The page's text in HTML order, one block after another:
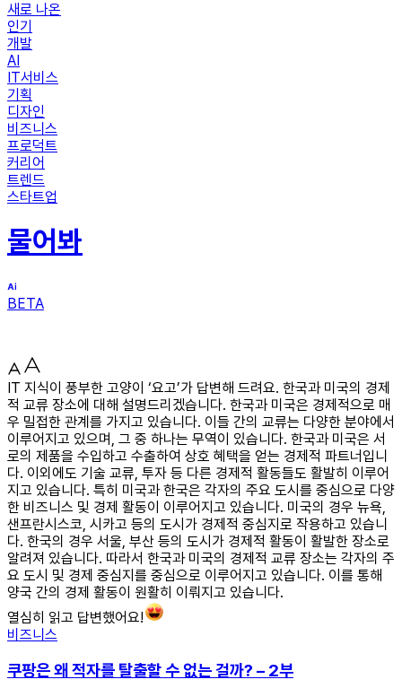
새로 나온
인기
개발
AI
IT서비스
기획
디자인
비즈니스
프로덕트
커리어
트렌드
스타트업
물어봐
BETA
IT 지식이 풍부한 고양이 ‘요고’가 답변해 드려요. 한국과 미국의 경제
적 교류 장소에 대해 설명드리겠습니다. 한국과 미국은 경제적으로 매
우 밀접한 관계를 가지고 있습니다. 이들 간의 교류는 다양한 분야에서
이루어지고 있으며, 그 중 하나는 무역이 있습니다. 한국과 미국은 서
로의 제품을 수입하고 수출하여 상호 혜택을 얻는 경제적 파트너입니
다. 이외에도 기술 교류, 투자 등 다른 경제적 활동들도 활발히 이루어
지고 있습니다. 특히 미국과 한국은 각자의 주요 도시를 중심으로 다양
한 비즈니스 및 경제 활동이 이루어지고 있습니다. 미국의 경우 뉴욕,
샌프란시스코, 시카고 등의 도시가 경제적 중심지로 작용하고 있습니
다. 한국의 경우 서울, 부산 등의 도시가 경제적 활동이 활발한 장소로
알려져 있습니다. 따라서 한국과 미국의 경제적 교류 장소는 각자의 주
요 도시 및 경제 중심지를 중심으로 이루어지고 있습니다. 이를 통해
양국 간의 경제 활동이 원활히 이뤄지고 있습니다.
열심히 읽고 답변했어요!
비즈니스
쿠팡은 왜 적자를 탈출할 수 없는 걸까? – 2부